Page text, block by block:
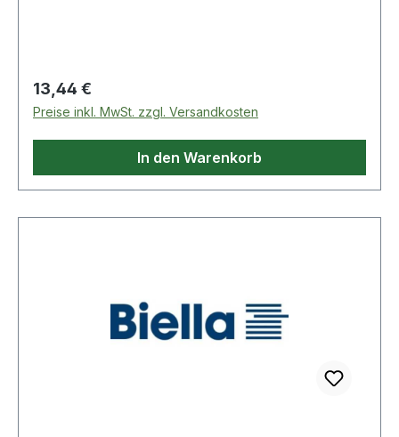
Regulärer Preis:
13,44 €
Preise inkl. MwSt. zzgl. Versandkosten
In den Warenkorb